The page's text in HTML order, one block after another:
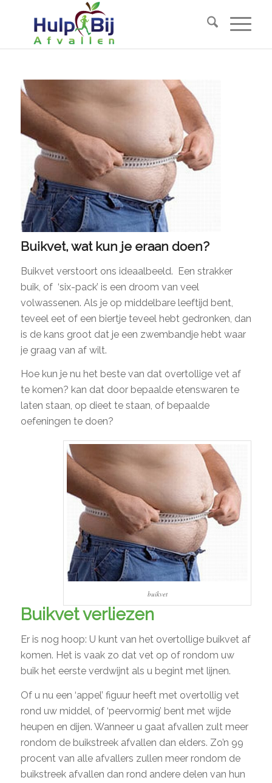
Buikvet, wat kun je eraan doen?
Buikvet verstoort ons ideaalbeeld. Een strakker
buik, of ‘six-pack’ is een droom van veel
volwassenen. Als je op middelbare leeftijd bent,
teveel eet of een biertje teveel hebt gedronken, dan
is de kans groot dat je een zwembandje hebt waar
je graag van af wilt.
Hoe kun je nu het beste van dat overtollige vet af
te komen? kan dat door bepaalde etenswaren te
laten staan, op dieet te staan, of bepaalde
oefeningen te doen?
buikvet
Buikvet verliezen
Er is nog hoop: U kunt van het overtollige buikvet af
komen. Het is vaak zo dat vet op of rondom uw
buik het eerste verdwijnt als u begint met lijnen.
Of u nu een ‘appel’ figuur heeft met overtollig vet
rond uw middel, of ‘peervormig’ bent met wijde
heupen en dijen. Wanneer u gaat afvallen zult meer
rondom de buikstreek afvallen dan elders. Zo’n 99
procent van alle afvallers zullen meer rondom de
buikstreek afvallen dan rond andere delen van hun